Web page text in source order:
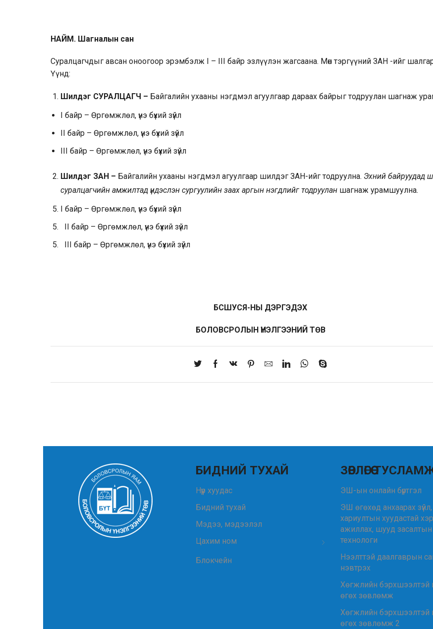
НАЙМ. Шагналын сан
Суралцагчдыг авсан оноогоор эрэмбэлж I – III байр эзлүүлэн жагсаана. Мөн тэргүүний ЗАН -ийг
Үүнд:
Шилдэг СУРАЛЦАГЧ – Байгалийн ухааны нэгдмэл агуулгаар дараах байрыг тодруулан шагнаж
I байр – Өргөмжлөл, үнэ бүхий зүйл
II байр – Өргөмжлөл, үнэ бүхий зүйл
III байр – Өргөмжлөл, үнэ бүхий зүйл
Шилдэг ЗАН – Байгалийн ухааны нэгдмэл агуулгаар шилдэг ЗАН-ийг тодруулна. Эхний байруудад
суралцагчийн амжилтад үндэслэн сургуулийн заах аргын нэгдлийг тодруулан шагнаж урамшуулна.
I байр – Өргөмжлөл, үнэ бүхий зүйл
II байр – Өргөмжлөл, үнэ бүхий зүйл
III байр – Өргөмжлөл, үнэ бүхий зүйл
БСШУСЯ-НЫ ДЭРГЭДЭХ
БОЛОВСРОЛЫН ҮНЭЛГЭЭНИЙ ТӨВ
БИДНИЙ ТУХАЙ
Нүүр хуудас
Бидний тухай
Мэдээ, мэдээлэл
Цахим ном
Блокчейн
ЗӨВЛӨГӨӨ
ЭШ-ын онлайн бүртгэл
ЭШ өгөхөд анхаарах зүйл,
хариултын хуудастай
ажиллах, шууд
технологи
Нээлттэй даалгаврын
нэвтрэх
Хөгжлийн бэрхшээлтэй
өгөх зөвлөмж
Хөгжлийн бэрхшээлтэй
өгөх зөвлөмж 2